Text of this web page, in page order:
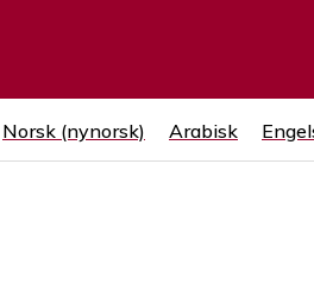
Norsk (nynorsk) Arabisk